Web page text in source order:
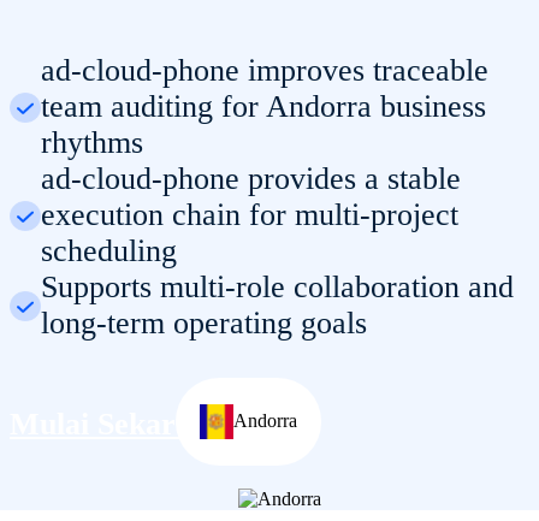
ad-cloud-phone improves traceable
team auditing for Andorra business
rhythms
ad-cloud-phone provides a stable
execution chain for multi-project
scheduling
Supports multi-role collaboration and
long-term operating goals
Mulai Sekarang Andorra